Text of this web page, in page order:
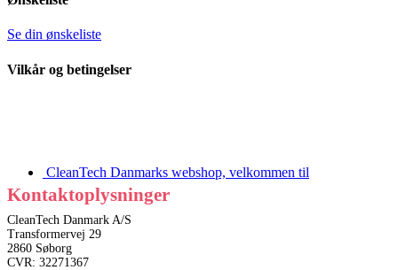
Se din ønskeliste
Vilkår og betingelser
CleanTech Danmarks webshop, velkommen til
Kontaktoplysninger
CleanTech Danmark A/S
Transformervej 29
2860 Søborg
CVR: 32271367